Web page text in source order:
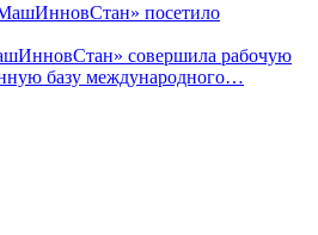
посетило
совершила рабочую
базу международного…